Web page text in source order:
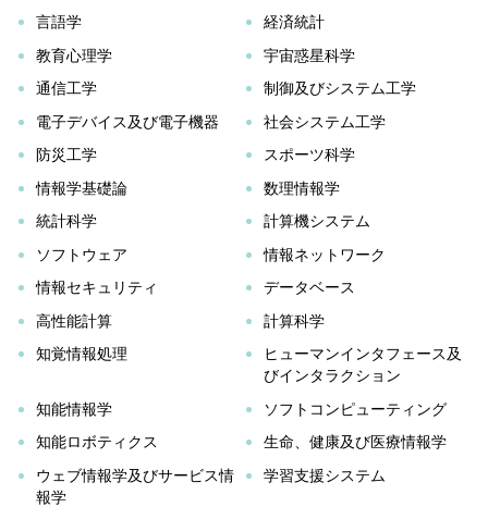
言語学
経済統計
教育心理学
宇宙惑星科学
通信工学
制御及びシステム工学
電子デバイス及び電子機器
社会システム工学
防災工学
スポーツ科学
情報学基礎論
数理情報学
統計科学
計算機システム
ソフトウェア
情報ネットワーク
情報セキュリティ
データベース
高性能計算
計算科学
知覚情報処理
ヒューマンインタフェース及
びインタラクション
知能情報学
ソフトコンピューティング
知能ロボティクス
生命、健康及び医療情報学
ウェブ情報学及びサービス情
報学
学習支援システム